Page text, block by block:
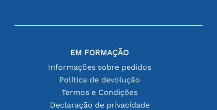
EM FORMAÇÃO
Informações sobre pedidos
Política de devolução
Termos e Condições
Declaração de privacidade